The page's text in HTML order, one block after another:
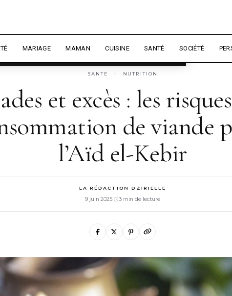
expérience et mesurer l'audience.
MARIAGE MAMAN CUISINE SANTÉ SOCIÉTÉ
SANTE › NUTRITION
et excès : les
de viande
l’Aïd el-Kebir
LA RÉDACTION DZIRIELLE
9 juin 2025· 3 min de lecture